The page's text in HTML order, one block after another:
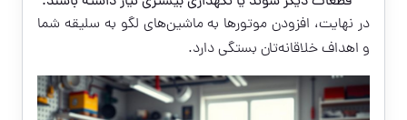
در نهایت، افزودن موتورها به ماشین‌های لگو به سلیقه شما
و اهداف خلاقانه‌تان بستگی دارد.